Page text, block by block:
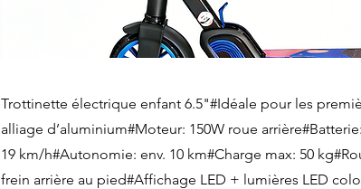
Trottinette électrique enfant 6.5"#Idéale pour les
alliage d’aluminium#Moteur: 150W roue
19 km/h#Autonomie: env. 10 km#Charge max: 50
frein arrière au pied#Affichage LED + lumières LED